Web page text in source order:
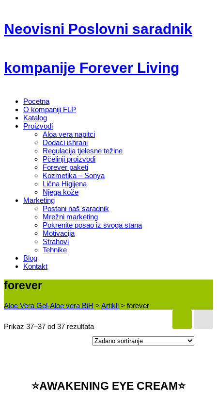
Neovisni Poslovni saradnik
kompanije Forever Living
Pocetna
O kompaniji FLP
Katalog
Proizvodi
Aloa vera napitci
Dodaci ishrani
Regulacija tjelesne težine
Pčelinji proizvodi
Forever paketi
Kozmetika – Sonya
Lična Higijena
Njega kože
Marketing
Postani naš saradnik
Mrežni marketing
Pokrenite posao iz svoga stana
Motivacija
Strahovi
Tehnike
Blog
Kontakt
forever
Aloe Vera Gel-Aloe vera BiH > Artikli > forever
Prikaz 37–37 od 37 rezultata
⭐️AWAKENING EYE CREAM⭐️